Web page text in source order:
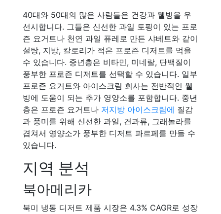
40대와 50대의 많은 사람들은 건강과 웰빙을 우
선시합니다. 그들은 신선한 과일 토핑이 있는 프로
즌 요거트나 천연 과일 퓨레로 만든 샤베트와 같이
설탕, 지방, 칼로리가 적은 프로즌 디저트를 먹을
수 있습니다. 중년층은 비타민, 미네랄, 단백질이
풍부한 프로즌 디저트를 선택할 수 있습니다. 일부
프로즌 요거트와 아이스크림 회사는 전반적인 웰
빙에 도움이 되는 추가 영양소를 포함합니다. 중년
층은 프로즌 요거트나 저지방 아이스크림에 질감
과 풍미를 위해 신선한 과일, 견과류, 그래놀라를
겹쳐서 영양소가 풍부한 디저트 파르페를 만들 수
있습니다.
지역 분석
북아메리카
북미 냉동 디저트 제품 시장은 4.3% CAGR로 성장